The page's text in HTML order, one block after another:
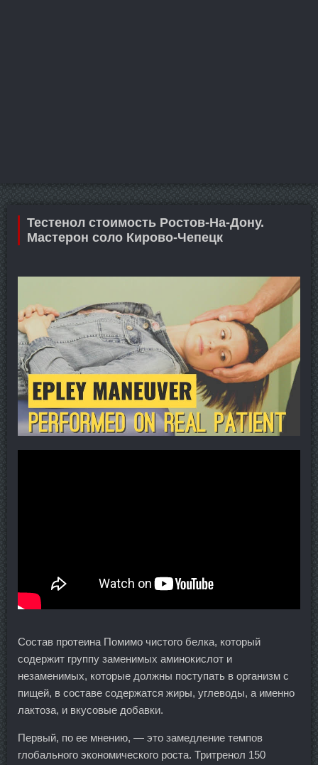
Тестенол стоимость Ростов-На-Дону.
Мастерон соло Кирово-Чепецк
Состав протеина Помимо чистого белка, который
содержит группу заменимых аминокислот и
незаменимых, которые должны поступать в организм с
пищей, в составе содержатся жиры, углеводы, а именно
лактоза, и вкусовые добавки.
Первый, по ее мнению, — это замедление темпов
глобального экономического роста. Тритренол 150